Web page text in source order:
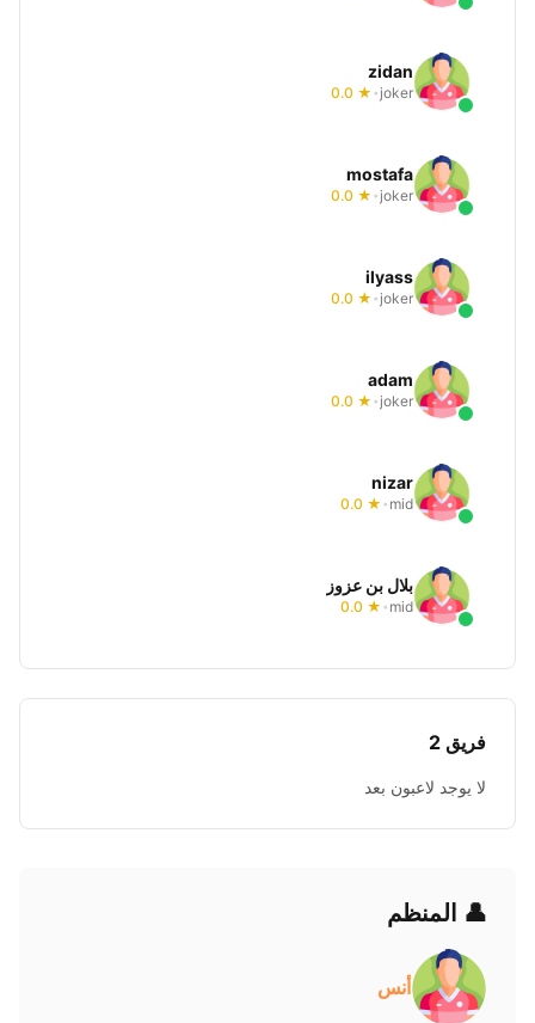
zidan
joker
•
★ 0.0
mostafa
joker
•
★ 0.0
ilyass
joker
•
★ 0.0
adam
joker
•
★ 0.0
nizar
mid
•
★ 0.0
بلال بن عزوز
mid
•
★ 0.0
فريق 2
لا يوجد لاعبون بعد
👤 المنظم
أنس